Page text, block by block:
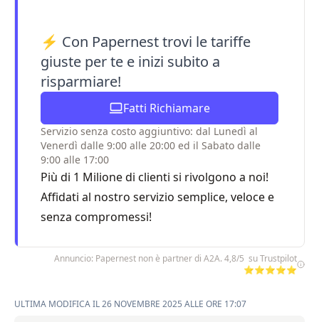
⚡ Con Papernest trovi le tariffe
giuste per te e inizi subito a
risparmiare!
Fatti Richiamare
Servizio senza costo aggiuntivo: dal Lunedì al
Venerdì dalle 9:00 alle 20:00 ed il Sabato dalle
9:00 alle 17:00
Più di 1 Milione di clienti si rivolgono a noi!
Affidati al nostro servizio semplice, veloce e
senza compromessi!
Annuncio: Papernest non è partner di A2A. 4,8/5 su Trustpilot
⭐⭐⭐⭐⭐
ULTIMA MODIFICA IL 26 NOVEMBRE 2025 ALLE ORE 17:07